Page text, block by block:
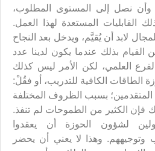
وأن نصل إلى المستوى المطلوب،
القابليات المستعدة لهذا العمل.
لابد أن يُقيَّم، ويدخل بعد النجاح
القيام بذلك عندما يكون لدينا عدد
العلمي، لكن الأمر ليس كذلك
الطاقات الكافية للتدريب، أو فقُلْ:
المتقدمين؛ بسبب الظروف المختلفة
فإن الكثير من الطموحات لم تنفذ.
لشؤون الحوزة أن يعقدوا
وتوجيههم. وهذا لا يعني أن يحضر